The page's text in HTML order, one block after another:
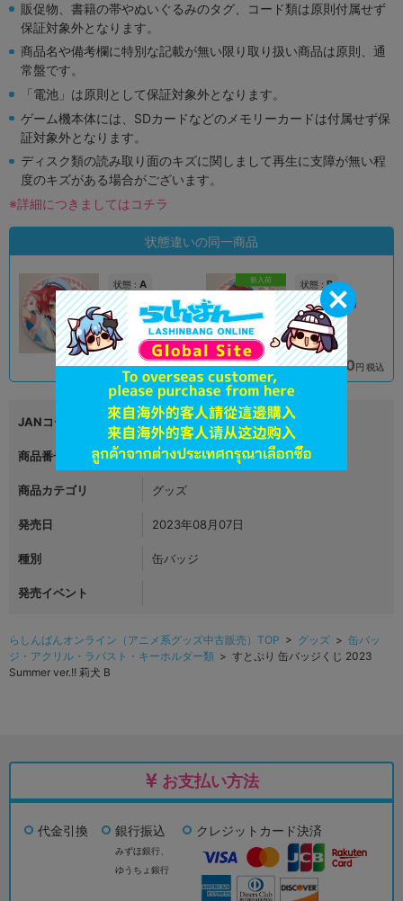
販促物、書籍の帯やぬいぐるみのタグ、コード類は原則付属せず
保証対象外となります。
商品名や備考欄に特別な記載が無い限り取り扱い商品は原則、通
常盤です。
「電池」は原則として保証対象外となります。
ゲーム機本体には、SDカードなどのメモリーカードは付属せず保
証対象外となります。
ディスク類の読み取り面のキズに関しまして再生に支障が無い程
度のキズがある場合がございます。
※詳細につきましてはコチラ
状態違いの同一商品
状態 : A
新座流通センター
在庫あり 590円 税込
新入荷 状態 :B
新座流通センター
在庫あり 690円 税込
JANコード 4570148080906
商品番号 L05453709
商品カテゴリ グッズ
発売日 2023年08月07日
種別 缶バッジ
発売イベント
らしんばんオンライン（アニメ系グッズ中古販売）TOP > グッズ > 缶バッ
ジ・アクリル・ラバスト・キーホルダー類 > すとぷり 缶バッジくじ 2023
Summer ver.!! 莉犬 B
お支払い方法
代金引換 銀行振込
みずほ銀行、
ゆうちょ銀行
クレジットカード決済